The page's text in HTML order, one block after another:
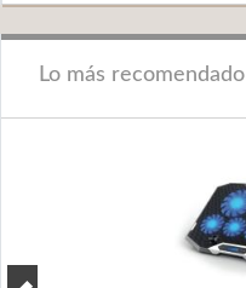
Lo más recomendado